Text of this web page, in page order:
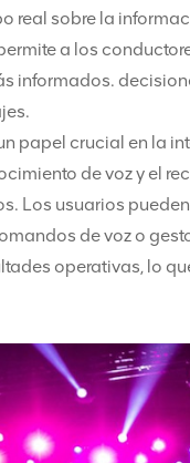
real sobre la
a los
informados.
papel crucial en la
de voz y el
Los usuarios
de voz o
operativas, lo